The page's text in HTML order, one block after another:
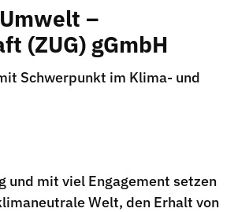
–
(ZUG) gGmbH
Schwerpunkt im Klima- und
und mit viel Engagement setzen
Welt, den Erhalt von